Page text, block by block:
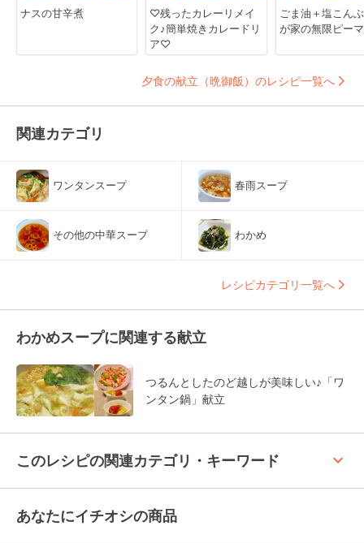
ナスの甘辛煮
♡残ったカレーリメイ
ク♪簡単焼きカレードリ
ア♡
ごま油＋塩こん
が家の無限ピー
夕食の献立（晩御飯）のレシピ一覧へ
関連カテゴリ
ワンタンスープ 春雨スープ
その他の中華スープ わかめ
レシピカテゴリ一覧へ
わかめスープに関連する献立
つるんとしたのど越しが美味しい♪「ワ
ンタン鍋」献立
このレシピの関連カテゴリ・キーワード keyboard_arrow_up
あなたにイチオシの商品